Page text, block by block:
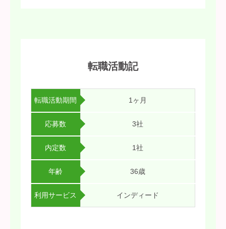
転職活動記
転職活動期間 1ヶ月
応募数 3社
内定数 1社
年齢 36歳
利用サービス インディード